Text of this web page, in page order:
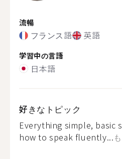
流暢
フランス語 英語
学習中の言語
日本語
好きなトピック
Everything simple, basic
how to speak fluently...